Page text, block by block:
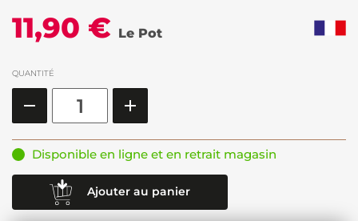
11,90 € Le Pot
QUANTITÉ
Disponible en ligne et en retrait magasin
Ajouter au panier